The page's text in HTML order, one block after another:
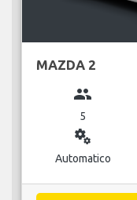
MAZDA 2
group
5
miscellaneous_services
Automatico